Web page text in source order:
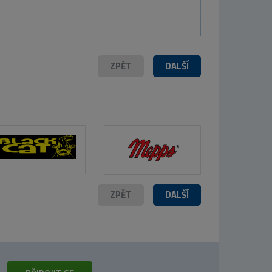
DALŠÍ
ZPĚT
DALŠÍ
ZPĚT